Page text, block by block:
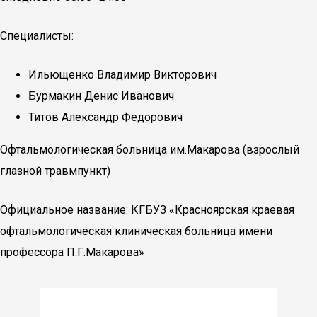
Специалисты:
Ильющенко Владимир Викторович
Бурмакин Денис Иванович
Титов Александр Федорович
Офтальмологическая больница им.Макарова (взрослый
глазной травмпункт)
Официальное название: КГБУЗ «Красноярская краевая
офтальмологическая клиническая больница имени
профессора П.Г.Макарова»